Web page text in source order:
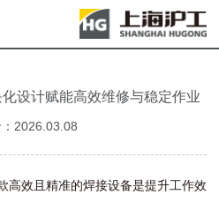
设计赋能高效维修与稳定作业
2026.03.08
高效且精准的焊接设备是提升工作效